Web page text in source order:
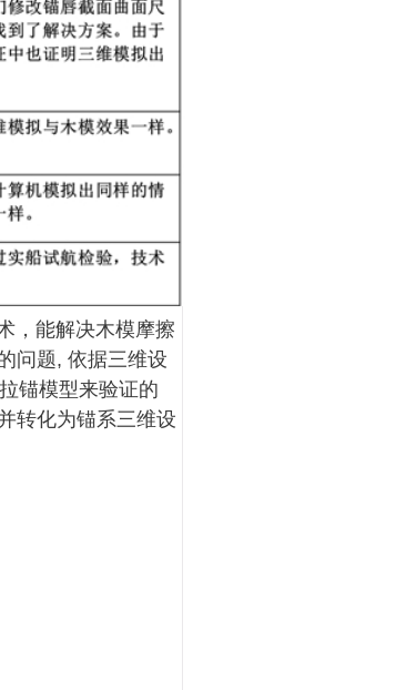
，能解决木模摩擦
问题, 依据三维设
锚模型来验证的
转化为锚系三维设